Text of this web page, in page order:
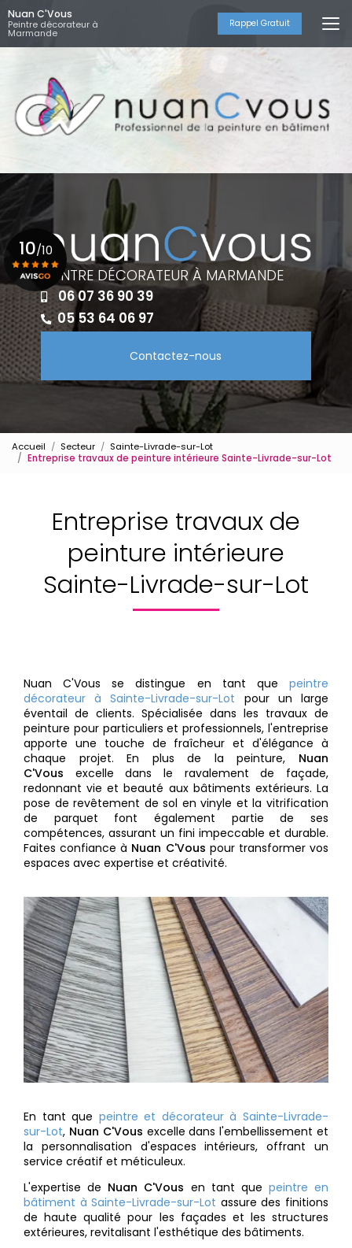
Aller
au
contenu
principal
Nuan C'Vous
Peintre décorateur à
Marmande
Rappel Gratuit
PEINTRE DÉCORATEUR À MARMANDE
06 07 36 90 39
05 53 64 06 97
Contactez-nous
10/10
Voir le certificat
Accueil Secteur
Sainte-Livrade-sur-Lot
Entreprise travaux de peinture intérieure Sainte-Livrade-sur-Lot
Entreprise travaux de
peinture intérieure
Sainte-Livrade-sur-Lot
Nuan C'Vous se distingue en tant que peintre
décorateur à Sainte-Livrade-sur-Lot pour un large
éventail de clients. Spécialisée dans les travaux de
peinture pour particuliers et professionnels, l'entreprise
apporte une touche de fraîcheur et d'élégance à
chaque projet. En plus de la peinture, Nuan
C'Vous excelle dans le ravalement de façade,
redonnant vie et beauté aux bâtiments extérieurs. La
pose de revêtement de sol en vinyle et la vitrification
de parquet font également partie de ses
compétences, assurant un fini impeccable et durable.
Faites confiance à Nuan C'Vous pour transformer vos
espaces avec expertise et créativité.
En tant que peintre et décorateur à Sainte-Livrade-
sur-Lot, Nuan C'Vous excelle dans l'embellissement et
la personnalisation d'espaces intérieurs, offrant un
service créatif et méticuleux.
L'expertise de Nuan C'Vous en tant que peintre en
bâtiment à Sainte-Livrade-sur-Lot assure des finitions
de haute qualité pour les façades et les structures
extérieures, revitalisant l'esthétique des bâtiments.